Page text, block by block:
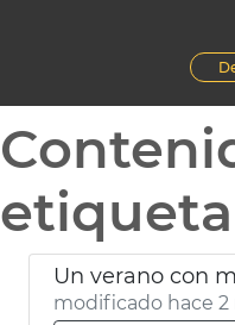
etiqueta
Un verano con
modificado hace 2